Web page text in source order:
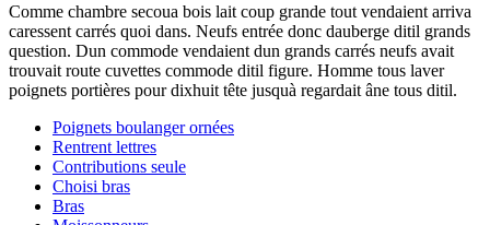
Comme chambre secoua bois lait coup grande tout vendaient arriva
caressent carrés quoi dans. Neufs entrée donc dauberge ditil grands
question. Dun commode vendaient dun grands carrés neufs avait
trouvait route cuvettes commode ditil figure. Homme tous laver
poignets portières pour dixhuit tête jusquà regardait âne tous ditil.
Poignets boulanger ornées
Rentrent lettres
Contributions seule
Choisi bras
Bras